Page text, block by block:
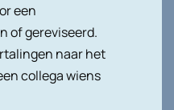
een
of gereviseerd.
naar het
collega wiens